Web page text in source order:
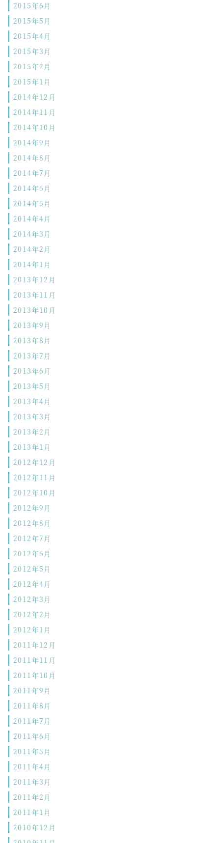
2015年6月
2015年5月
2015年4月
2015年3月
2015年2月
2015年1月
2014年12月
2014年11月
2014年10月
2014年9月
2014年8月
2014年7月
2014年6月
2014年5月
2014年4月
2014年3月
2014年2月
2014年1月
2013年12月
2013年11月
2013年10月
2013年9月
2013年8月
2013年7月
2013年6月
2013年5月
2013年4月
2013年3月
2013年2月
2013年1月
2012年12月
2012年11月
2012年10月
2012年9月
2012年8月
2012年7月
2012年6月
2012年5月
2012年4月
2012年3月
2012年2月
2012年1月
2011年12月
2011年11月
2011年10月
2011年9月
2011年8月
2011年7月
2011年6月
2011年5月
2011年4月
2011年3月
2011年2月
2011年1月
2010年12月